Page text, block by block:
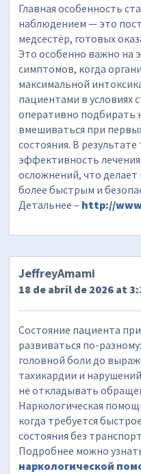
Главная особенность
наблюдением — это
медсестёр, готовых
Это особенно важно на
симптомов, когда
максимальной
пациентами в условиях
оперативно подбирать
вмешиваться при
состояния. В
эффективность
осложнений, что делает
более быстрым и
Детальнее – http://
JeffreyAmami
18 de abril de 2026 at
Состояние пациента
развиваться по-
головной боли до
тахикардии и
не откладывать
Наркологическая
когда требуется
состояния без
Подробнее можно
наркологической